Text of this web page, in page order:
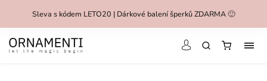
Sleva s kódem LETO20 | Dárkové balení šperků ZDARMA 🙂